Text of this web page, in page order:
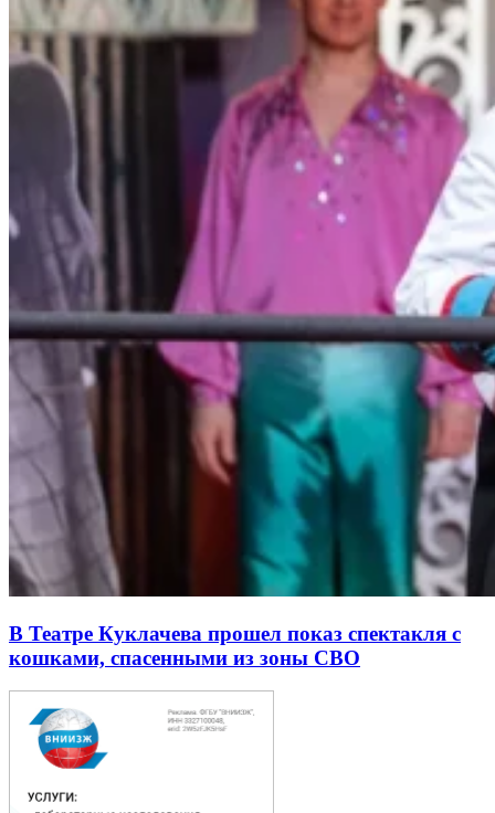
В Театре Куклачева прошел показ спектакля с
кошками, спасенными из зоны СВО